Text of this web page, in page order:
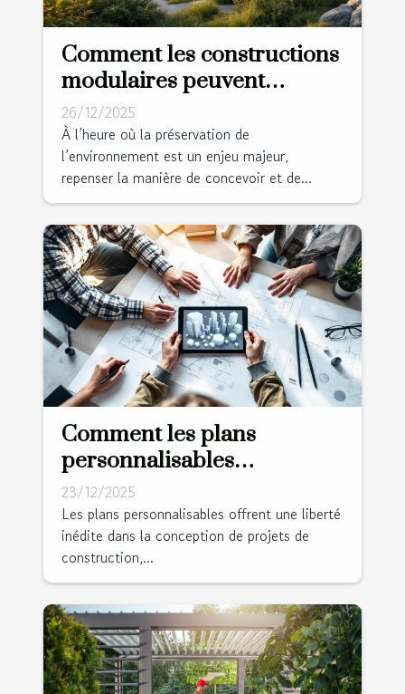
Comment les constructions
modulaires peuvent
révolutionner l'habitat
durable ?
26/12/2025
À l’heure où la préservation de
l’environnement est un enjeu majeur,
repenser la manière de concevoir et de...
Comment les plans
personnalisables
transforment-ils votre
projet de construction ?
23/12/2025
Les plans personnalisables offrent une liberté
inédite dans la conception de projets de
construction,...